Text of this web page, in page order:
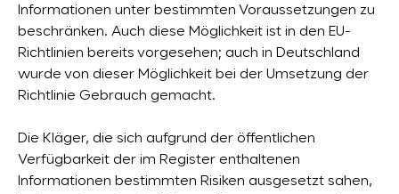
Informationen unter bestimmten Voraussetzungen zu
beschränken. Auch diese Möglichkeit ist in den EU-
Richtlinien bereits vorgesehen; auch in Deutschland
wurde von dieser Möglichkeit bei der Umsetzung der
Richtlinie Gebrauch gemacht.
Die Kläger, die sich aufgrund der öffentlichen
Verfügbarkeit der im Register enthaltenen
Informationen bestimmten Risiken ausgesetzt sahen,